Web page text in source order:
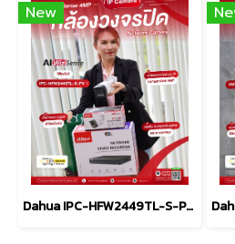
New
Dahua IPC-HFW2449TL-S-PV (2.8mm) IP WizSense Camera